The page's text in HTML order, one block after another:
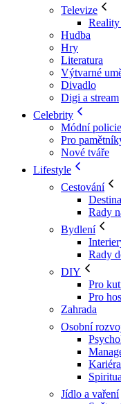
Televize
Hudba
Hry
Literatura
Výtvarné
Divadlo
Digi a stream
Celebrity
Módní policie
Pro
Nové tváře
Lifestyle
Cestování
Rady
Bydlení
Rady
DIY
Pro
Pro
Zahrada
Osobní
Kariéra
Jídlo a vaření